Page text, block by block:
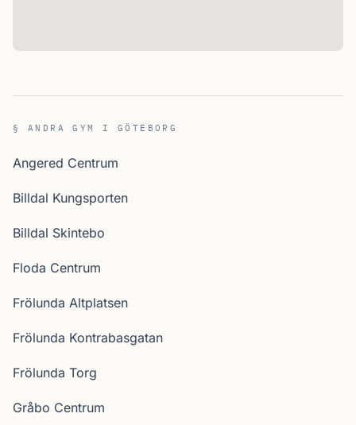
§ ANDRA GYM I GÖTEBORG
Angered Centrum
Billdal Kungsporten
Billdal Skintebo
Floda Centrum
Frölunda Altplatsen
Frölunda Kontrabasgatan
Frölunda Torg
Gråbo Centrum